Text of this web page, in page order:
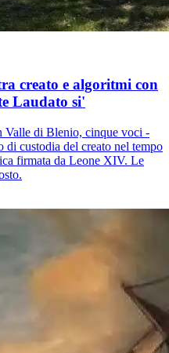
creato e algoritmi con
Laudato si'
Valle di Blenio, cinque voci -
custodia del creato nel tempo
firmata da Leone XIV. Le